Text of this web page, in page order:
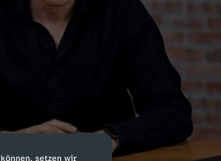
setzen wir